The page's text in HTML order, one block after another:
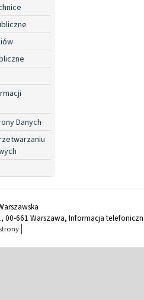
Danych
00-661 Warszawa, Informacja